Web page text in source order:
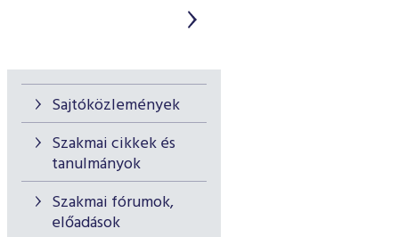
Sajtóközlemények
Szakmai cikkek és
tanulmányok
Szakmai fórumok,
előadások